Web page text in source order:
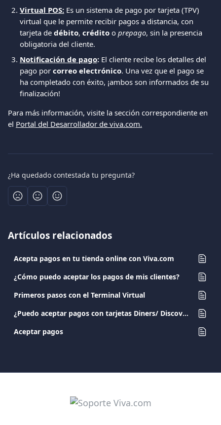
Virtual POS: Es un sistema de pago por tarjeta (TPV)
virtual que le permite recibir pagos a distancia, con
tarjeta de débito, crédito o prepago, sin la presencia
obligatoria del cliente.
Notificación de pago: El cliente recibe los detalles del
pago por correo electrónico. Una vez que el pago se
ha completado con éxito, ¡ambos son informados de su
finalización!
Para más información, visite la sección correspondiente en
el Portal del Desarrollador de viva.com.
¿Ha quedado contestada tu pregunta?
Artículos relacionados
Acepta pagos en tu tienda online con Viva.com
¿Cómo puedo aceptar los pagos de mis clientes?
Primeros pasos con el Terminal Virtual
¿Puedo aceptar pagos con tarjetas Diners/ Discover a través de mi datáfono?
Aceptar pagos